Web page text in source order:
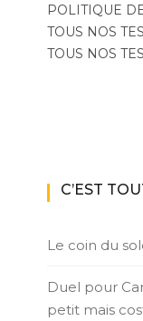
POLITIQUE
TOUS NOS
TOUS NOS
C’EST
Le coin du
Duel pour
petit mais